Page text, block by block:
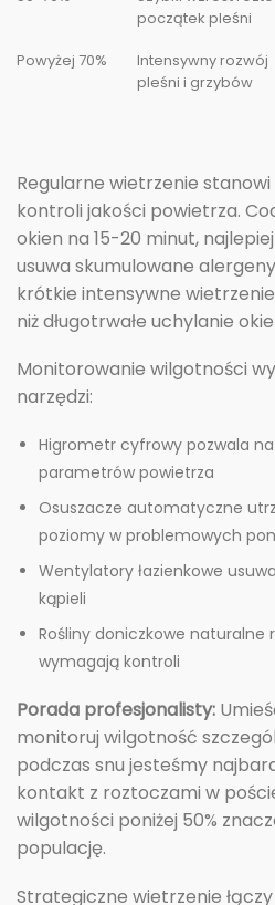
początek pleśni
Powyżej 70%
Intensywny rozwój
pleśni i grzybów
Regularne wietrzenie
kontroli jakości powietrza.
okien na 15-20 minut,
usuwa skumulowane
krótkie intensywne
niż długotrwałe uchylanie
Monitorowanie wilgotności
narzędzi:
Higrometr cyfrowy pozwala
parametrów powietrza
Osuszacze automatyczne
poziomy w problemowych
Wentylatory łazienkowe
kąpieli
Rośliny doniczkowe naturalne
wymagają kontroli
Porada profesjonalisty:
monitoruj wilgotność
podczas snu jesteśmy
kontakt z roztoczami w
wilgotności poniżej 50%
populację.
Strategiczne wietrzenie